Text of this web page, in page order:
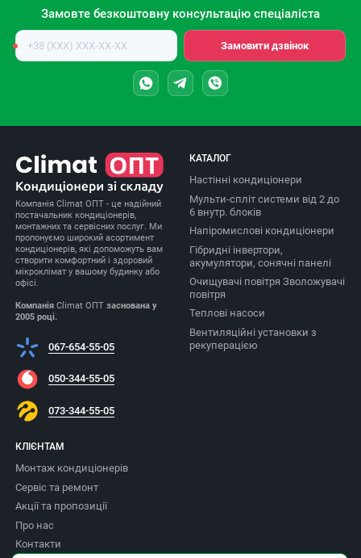
Замовте безкоштовну консультацію спеціаліста
Номер
телефону
Замовити дзвінок
Компанія Climat ОПТ - це надійний
постачальник кондиціонерів,
монтажних та сервісних послуг. Ми
пропонуємо широкий асортимент
кондиціонерів, які допоможуть вам
створити комфортний і здоровий
мікроклімат у вашому будинку або
офісі.
Компанія Climat ОПТзаснована у
2005 році.
067-654-55-05
050-344-55-05
073-344-55-05
КАТАЛОГ
Настінні кондиціонери
Мульти-спліт системи від 2 до
6 внутр. блоків
Напіромислові кондиціонери
Гібридні інвертори,
акумулятори, сонячні панелі
Очищувачі повітря Зволожувачі
повітря
Теплові насоси
Вентиляційні установки з
рекуперацією
КЛІЄНТАМ
Монтаж кондиціонерів
Сервіс та ремонт
Акції та пропозиції
Про нас
Контакти